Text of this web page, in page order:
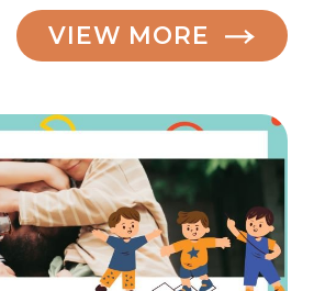
VIEW MORE